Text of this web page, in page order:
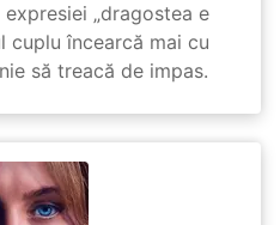
„dragostea e
cuplu încearcă mai cu
să treacă de impas.